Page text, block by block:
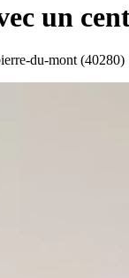
un
du-mont (40280)